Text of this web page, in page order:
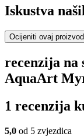
Iskustva
Ocijeniti ovaj proizvod
recenzija na
AquaArt
1 recenzija
5,0 od 5 zvjezdica